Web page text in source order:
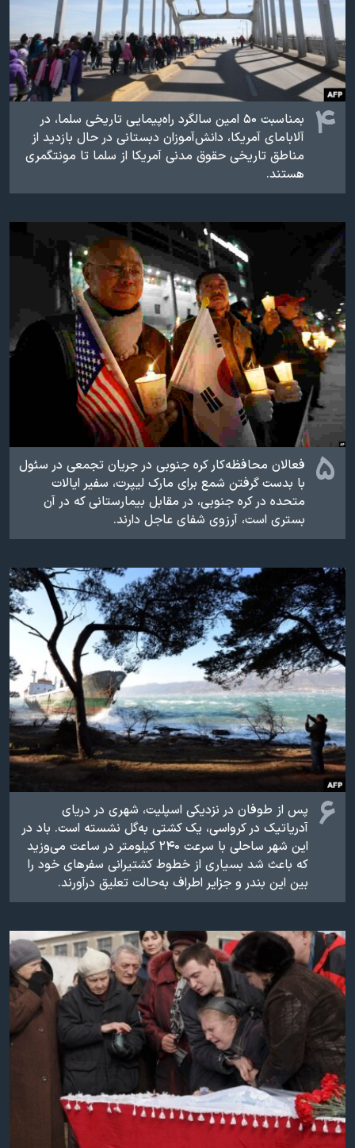
۴
بمناسبت ۵۰ امين سالگرد راه‌پيمايی تاريخی سلما، در
آلابامای آمريکا، دانش‌آموزان دبستانی در حال بازديد از
مناطق تاريخی حقوق مدنی آمريکا از سلما تا مونتگمری
هستند.
۵
فعالان محافظه‌کار کره جنوبی در جریان تجمعی در سئول
با بدست گرفتن شمع برای مارک ليپرت، سفیر ایالات
متحده در کره جنوبی، در مقابل بیمارستانی که در آن
بستری است، آرزوی شفای عاجل دارند.
۶
پس از طوفان در نزدیکی اسپليت، شهری در دریای
آدریاتیک در کرواسی، يک کشتی به‌گل نشسته است. باد در
اين شهر ساحلی با سرعت ۲۴۰ کيلومتر در ساعت می‌وزيد
که باعث شد بسياری از خطوط کشتیرانی سفرهای خود را
بين اين بندر و جزاير اطراف به‌حالت تعليق درآورند.